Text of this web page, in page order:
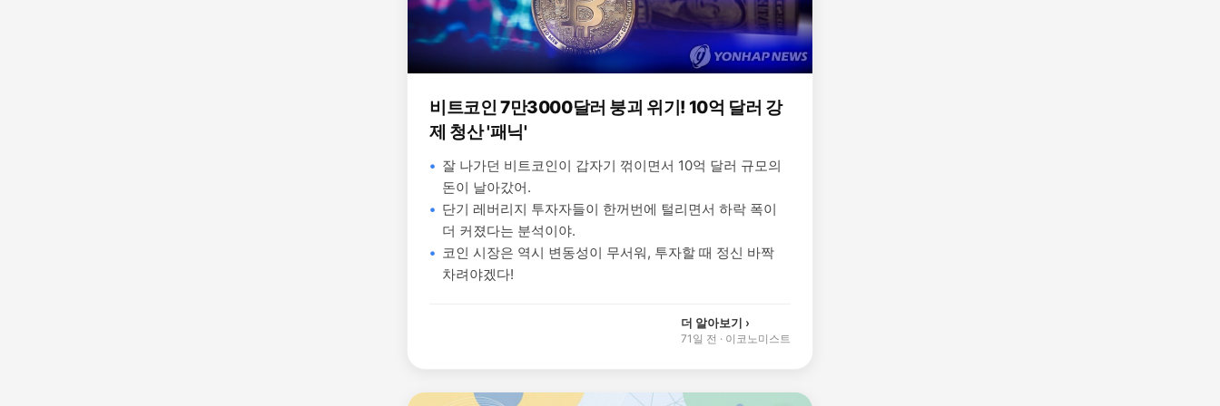
비트코인 7만3000달러 붕괴 위기! 10억 달러 강
제 청산 '패닉'
잘 나가던 비트코인이 갑자기 꺾이면서 10억 달러 규모의
돈이 날아갔어.
단기 레버리지 투자자들이 한꺼번에 털리면서 하락 폭이
더 커졌다는 분석이야.
코인 시장은 역시 변동성이 무서워, 투자할 때 정신 바짝
차려야겠다!
더 알아보기 ›
71일 전 · 이코노미스트